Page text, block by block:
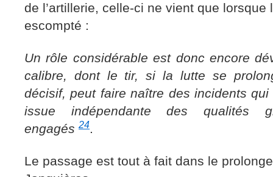
de l’artillerie, celle-ci ne vient que lorsque
escompté :
Un rôle considérable est donc encore
calibre, dont le tir, si la lutte se
décisif, peut faire naître des incidents
issue indépendante des qualités
engagés 24.
Le passage est tout à fait dans le